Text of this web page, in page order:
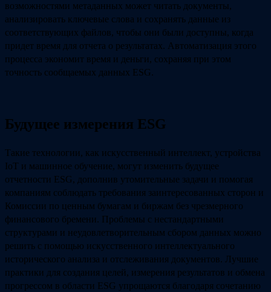
возможностями метаданных может читать документы,
анализировать ключевые слова и сохранять данные из
соответствующих файлов, чтобы они были доступны, когда
придет время для отчета о результатах. Автоматизация этого
процесса экономит время и деньги, сохраняя при этом
точность сообщаемых данных ESG.
Будущее измерения ESG
Такие технологии, как искусственный интеллект, устройства
IoT и машинное обучение, могут изменить будущее
отчетности ESG, дополнив утомительные задачи и помогая
компаниям соблюдать требования заинтересованных сторон и
Комиссии по ценным бумагам и биржам без чрезмерного
финансового бремени. Проблемы с нестандартными
структурами и неудовлетворительным сбором данных можно
решить с помощью искусственного интеллектуального
исторического анализа и отслеживания документов. Лучшие
практики для создания целей, измерения результатов и обмена
прогрессом в области ESG упрощаются благодаря сочетанию